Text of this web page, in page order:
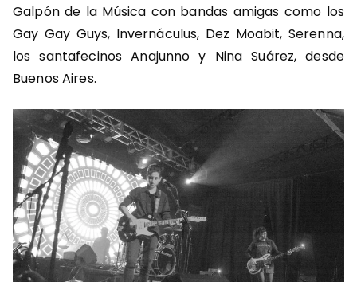
Galpón de la Música con bandas amigas como los
Gay Gay Guys, Invernáculus, Dez Moabit, Serenna,
los santafecinos Anajunno y Nina Suárez, desde
Buenos Aires.